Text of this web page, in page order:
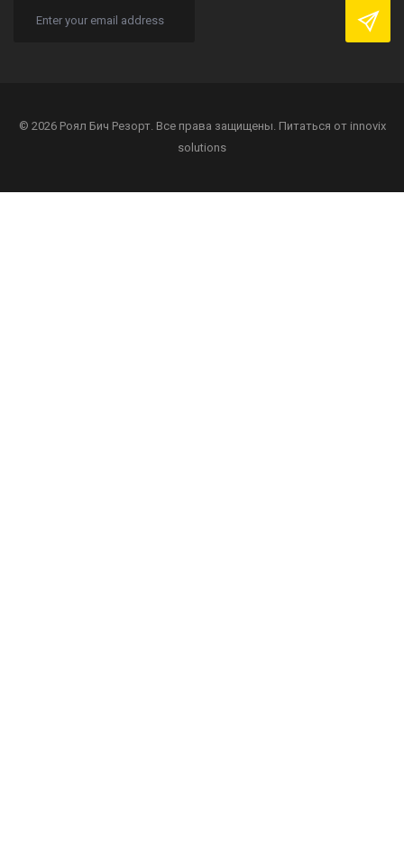
© 2026 Роял Бич Резорт. Все права защищены. Питаться от innovix
solutions